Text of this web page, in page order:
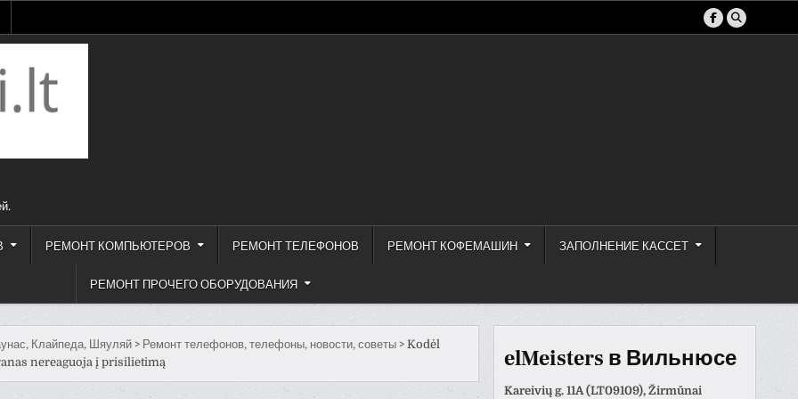
РЕМОНТ КОМПЬЮТЕРОВ РЕМОНТ ТЕЛЕФОНОВ РЕМОНТ КОФЕМАШИН ЗАПОЛНЕНИЕ КАССЕТ
РЕМОНТ ПРОЧЕГО ОБОРУДОВАНИЯ
Клайпеда, Шяуляй> Ремонт телефонов, телефоны, новости, советы> Kodėl
nereaguoja į prisilietimą
elMeisters в Вильнюсе
Kareivių g. 11A (LT09109), Žirmūnai